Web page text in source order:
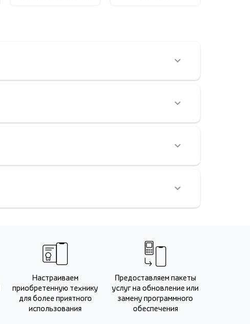
Настраиваем
приобретенную технику
для более приятного
использования
Предоставляем пакеты
услуг на обновление или
замену программного
обеспечения